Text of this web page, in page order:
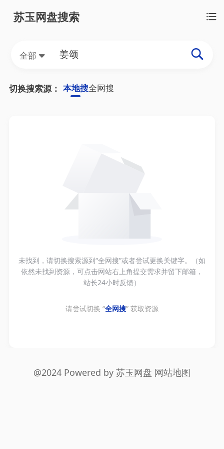
苏玉网盘搜索
全部
切换搜索源： 本地搜全网搜
未找到，请切换搜索源到“全网搜”或者尝试更换关键字。（如
依然未找到资源，可点击网站右上角提交需求并留下邮箱，
站长24小时反馈）
请尝试切换 “全网搜” 获取资源
@2024 Powered by 苏玉网盘 网站地图